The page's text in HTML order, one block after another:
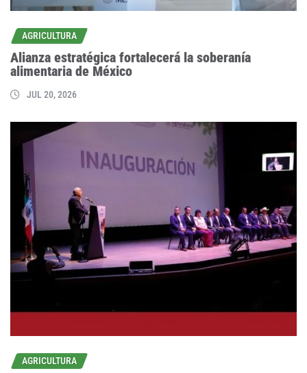
AGRICULTURA
Alianza estratégica fortalecerá la soberanía
alimentaria de México
JUL 20, 2026
AGRICULTURA